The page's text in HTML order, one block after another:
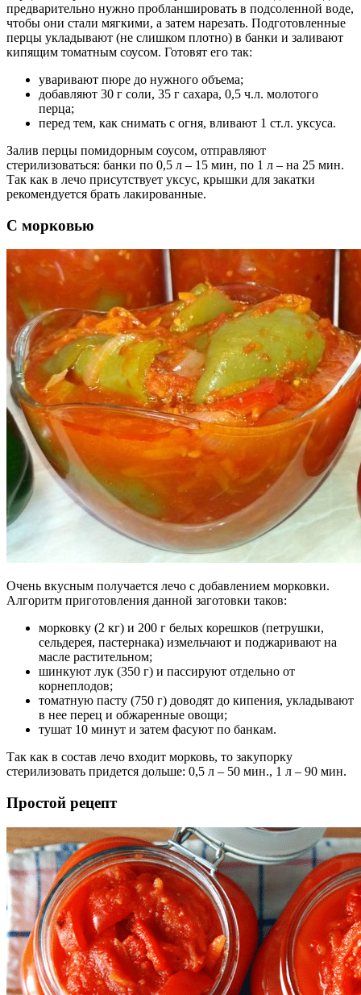
предварительно нужно пробланшировать в подсоленной воде,
чтобы они стали мягкими, а затем нарезать. Подготовленные
перцы укладывают (не слишком плотно) в банки и заливают
кипящим томатным соусом. Готовят его так:
уваривают пюре до нужного объема;
добавляют 30 г соли, 35 г сахара, 0,5 ч.л. молотого
перца;
перед тем, как снимать с огня, вливают 1 ст.л. уксуса.
Залив перцы помидорным соусом, отправляют
стерилизоваться: банки по 0,5 л – 15 мин, по 1 л – на 25 мин.
Так как в лечо присутствует уксус, крышки для закатки
рекомендуется брать лакированные.
С морковью
Очень вкусным получается лечо с добавлением морковки.
Алгоритм приготовления данной заготовки таков:
морковку (2 кг) и 200 г белых корешков (петрушки,
сельдерея, пастернака) измельчают и поджаривают на
масле растительном;
шинкуют лук (350 г) и пассируют отдельно от
корнеплодов;
томатную пасту (750 г) доводят до кипения, укладывают
в нее перец и обжаренные овощи;
тушат 10 минут и затем фасуют по банкам.
Так как в состав лечо входит морковь, то закупорку
стерилизовать придется дольше: 0,5 л – 50 мин., 1 л – 90 мин.
Простой рецепт